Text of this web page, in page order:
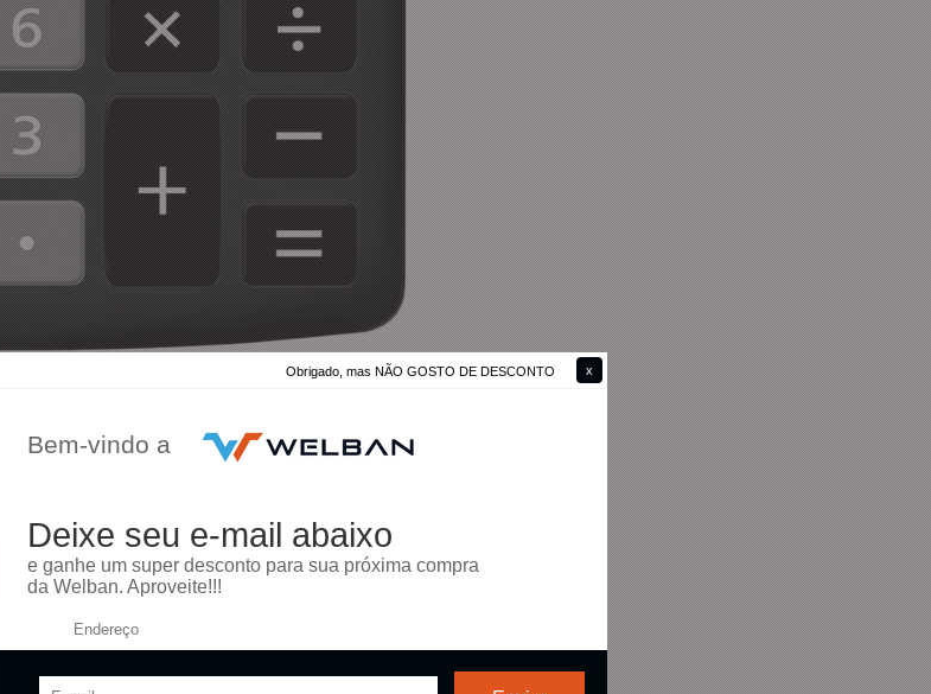
Obrigado, mas NÃO GOSTO DE DESCONTO
Bem-vindo a
Deixe seu e-mail abaixo
e ganhe um super desconto para sua próxima compra
da Welban. Aproveite!!!
Endereço: